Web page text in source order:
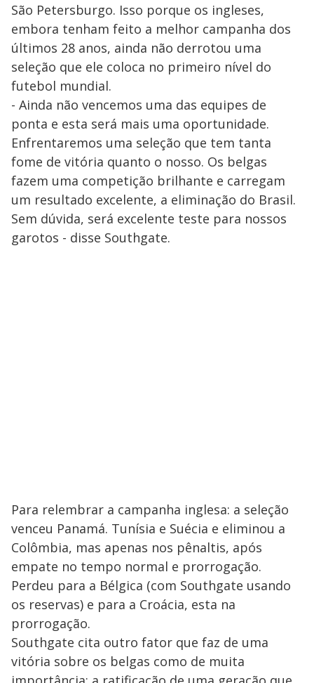
São Petersburgo. Isso porque os ingleses,
embora tenham feito a melhor campanha dos
últimos 28 anos, ainda não derrotou uma
seleção que ele coloca no primeiro nível do
futebol mundial.
- Ainda não vencemos uma das equipes de
ponta e esta será mais uma oportunidade.
Enfrentaremos uma seleção que tem tanta
fome de vitória quanto o nosso. Os belgas
fazem uma competição brilhante e carregam
um resultado excelente, a eliminação do Brasil.
Sem dúvida, será excelente teste para nossos
garotos - disse Southgate.
Para relembrar a campanha inglesa: a seleção
venceu Panamá. Tunísia e Suécia e eliminou a
Colômbia, mas apenas nos pênaltis, após
empate no tempo normal e prorrogação.
Perdeu para a Bélgica (com Southgate usando
os reservas) e para a Croácia, esta na
prorrogação.
Southgate cita outro fator que faz de uma
vitória sobre os belgas como de muita